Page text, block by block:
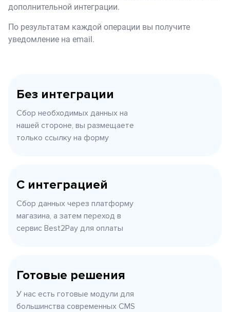
дополнительной интеграции.
По результатам каждой операции вы получите
уведомление на email.
Без интеграции
Сбор необходимых данных на
нашей стороне, вы размещаете
только ссылку на форму
С интеграцией
Сбор данных через платформу
магазина, а затем переход в
сервис Best2Pay для оплаты
Готовые решения
У нас есть готовые модули для
большинства современных CMS